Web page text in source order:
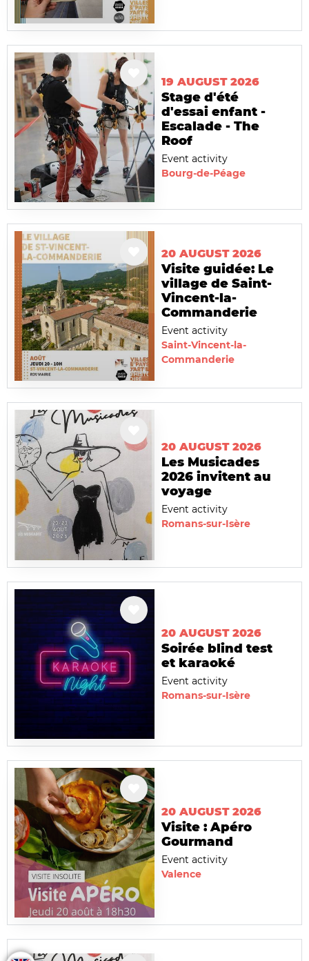
19 AUGUST 2026
Stage d'été
d'essai enfant -
Escalade - The
Roof
Event activity
Bourg-de-Péage
20 AUGUST 2026
Visite guidée: Le
village de Saint-
Vincent-la-
Commanderie
Event activity
Saint-Vincent-la-
Commanderie
20 AUGUST 2026
Les Musicades
2026 invitent au
voyage
Event activity
Romans-sur-Isère
20 AUGUST 2026
Soirée blind test
et karaoké
Event activity
Romans-sur-Isère
20 AUGUST 2026
Visite : Apéro
Gourmand
Event activity
Valence